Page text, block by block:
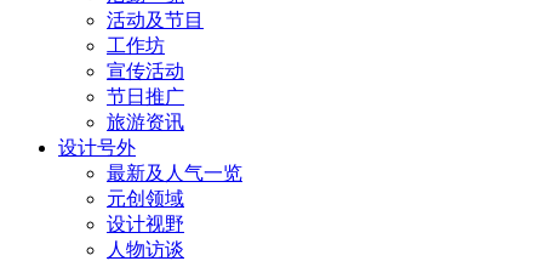
活动及节目
工作坊
宣传活动
节日推广
旅游资讯
设计号外
最新及人气一览
元创领域
设计视野
人物访谈